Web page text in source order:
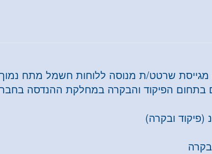
יבנה
שרטט/ת מנוסה ללוחות חשמל מתח
בתחום הפיקוד והבקרה במחלקת ההנדסה
(פיקוד ובקרה)